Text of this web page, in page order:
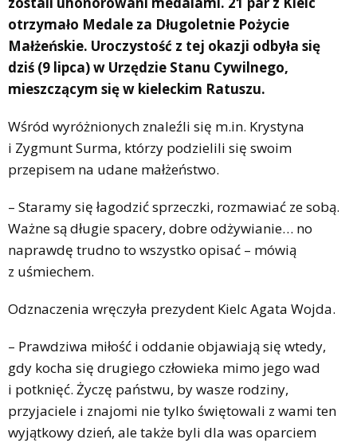
otrzymało Medale za Długoletnie Pożycie
Małżeńskie. Uroczystość z tej okazji odbyła się
dziś (9 lipca) w Urzędzie Stanu Cywilnego,
mieszczącym się w kieleckim Ratuszu.
Wśród wyróżnionych znaleźli się m.in. Krystyna
i Zygmunt Surma, którzy podzielili się swoim
przepisem na udane małżeństwo.
– Staramy się łagodzić sprzeczki, rozmawiać ze sobą.
Ważne są długie spacery, dobre odżywianie… no
naprawdę trudno to wszystko opisać – mówią
z uśmiechem.
Odznaczenia wręczyła prezydent Kielc Agata Wojda.
– Prawdziwa miłość i oddanie objawiają się wtedy,
gdy kocha się drugiego człowieka mimo jego wad
i potknięć. Życzę państwu, by wasze rodziny,
przyjaciele i znajomi nie tylko świętowali z wami ten
wyjątkowy dzień, ale także byli dla was oparciem